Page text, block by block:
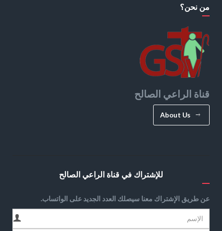
من نحن؟
قناة الراعي الصالح
About Us
للإشتراك في قناة الراعي الصالح
عن طريق الإشتراك معنا سيصلك العدد الجديد على الواتساب.